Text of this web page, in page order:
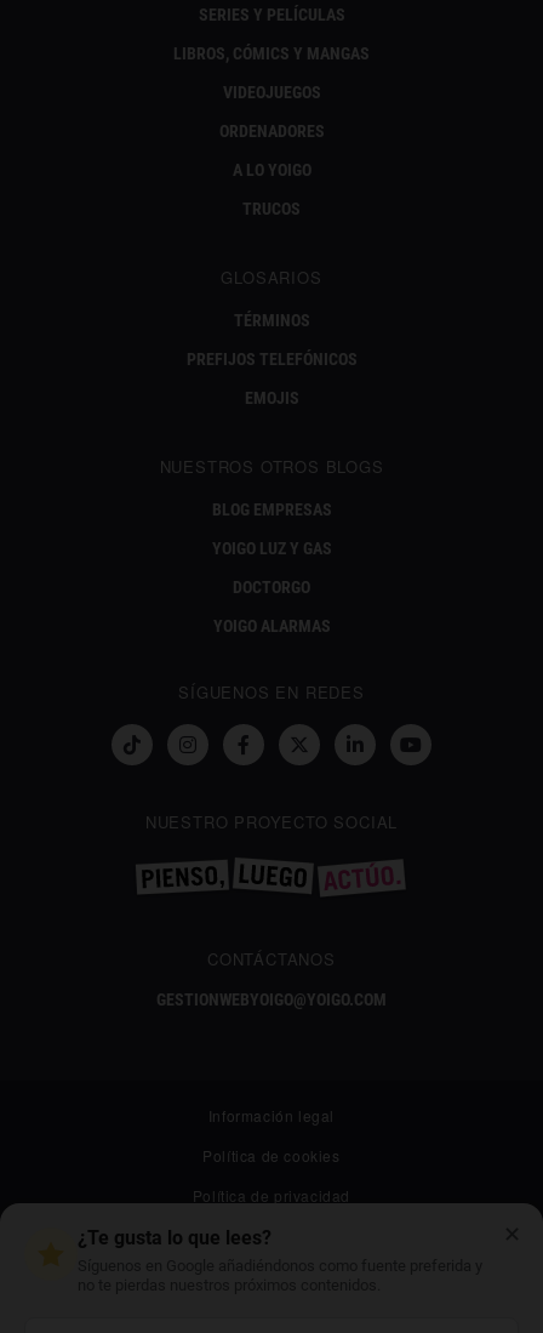
SERIES Y PELÍCULAS
LIBROS, CÓMICS Y MANGAS
VIDEOJUEGOS
ORDENADORES
A LO YOIGO
TRUCOS
GLOSARIOS
TÉRMINOS
PREFIJOS TELEFÓNICOS
EMOJIS
NUESTROS OTROS BLOGS
BLOG EMPRESAS
YOIGO LUZ Y GAS
DOCTORGO
YOIGO ALARMAS
SÍGUENOS EN REDES
NUESTRO PROYECTO SOCIAL
CONTÁCTANOS
GESTIONWEBYOIGO@YOIGO.COM
Información legal
Política de cookies
Política de privacidad
Canal ético
¿Te gusta lo que lees?